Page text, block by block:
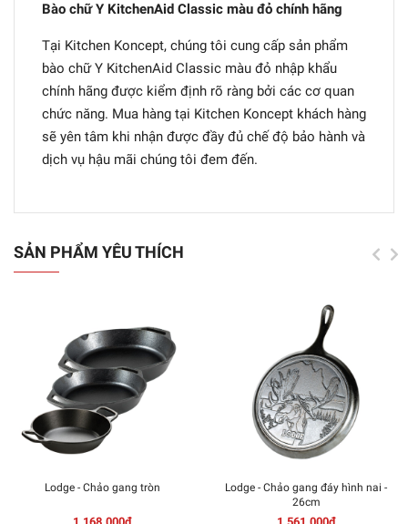
Bào chữ Y KitchenAid Classic màu đỏ chính hãng
Tại Kitchen Koncept, chúng tôi cung cấp sản phẩm
bào chữ Y KitchenAid Classic màu đỏ nhập khẩu
chính hãng được kiểm định rõ ràng bởi các cơ quan
chức năng. Mua hàng tại Kitchen Koncept khách hàng
sẽ yên tâm khi nhận được đầy đủ chế độ bảo hành và
dịch vụ hậu mãi chúng tôi đem đến.
SẢN PHẨM YÊU THÍCH
Lodge - Chảo gang tròn
Lodge - Chảo gang đáy hình nai -
26cm